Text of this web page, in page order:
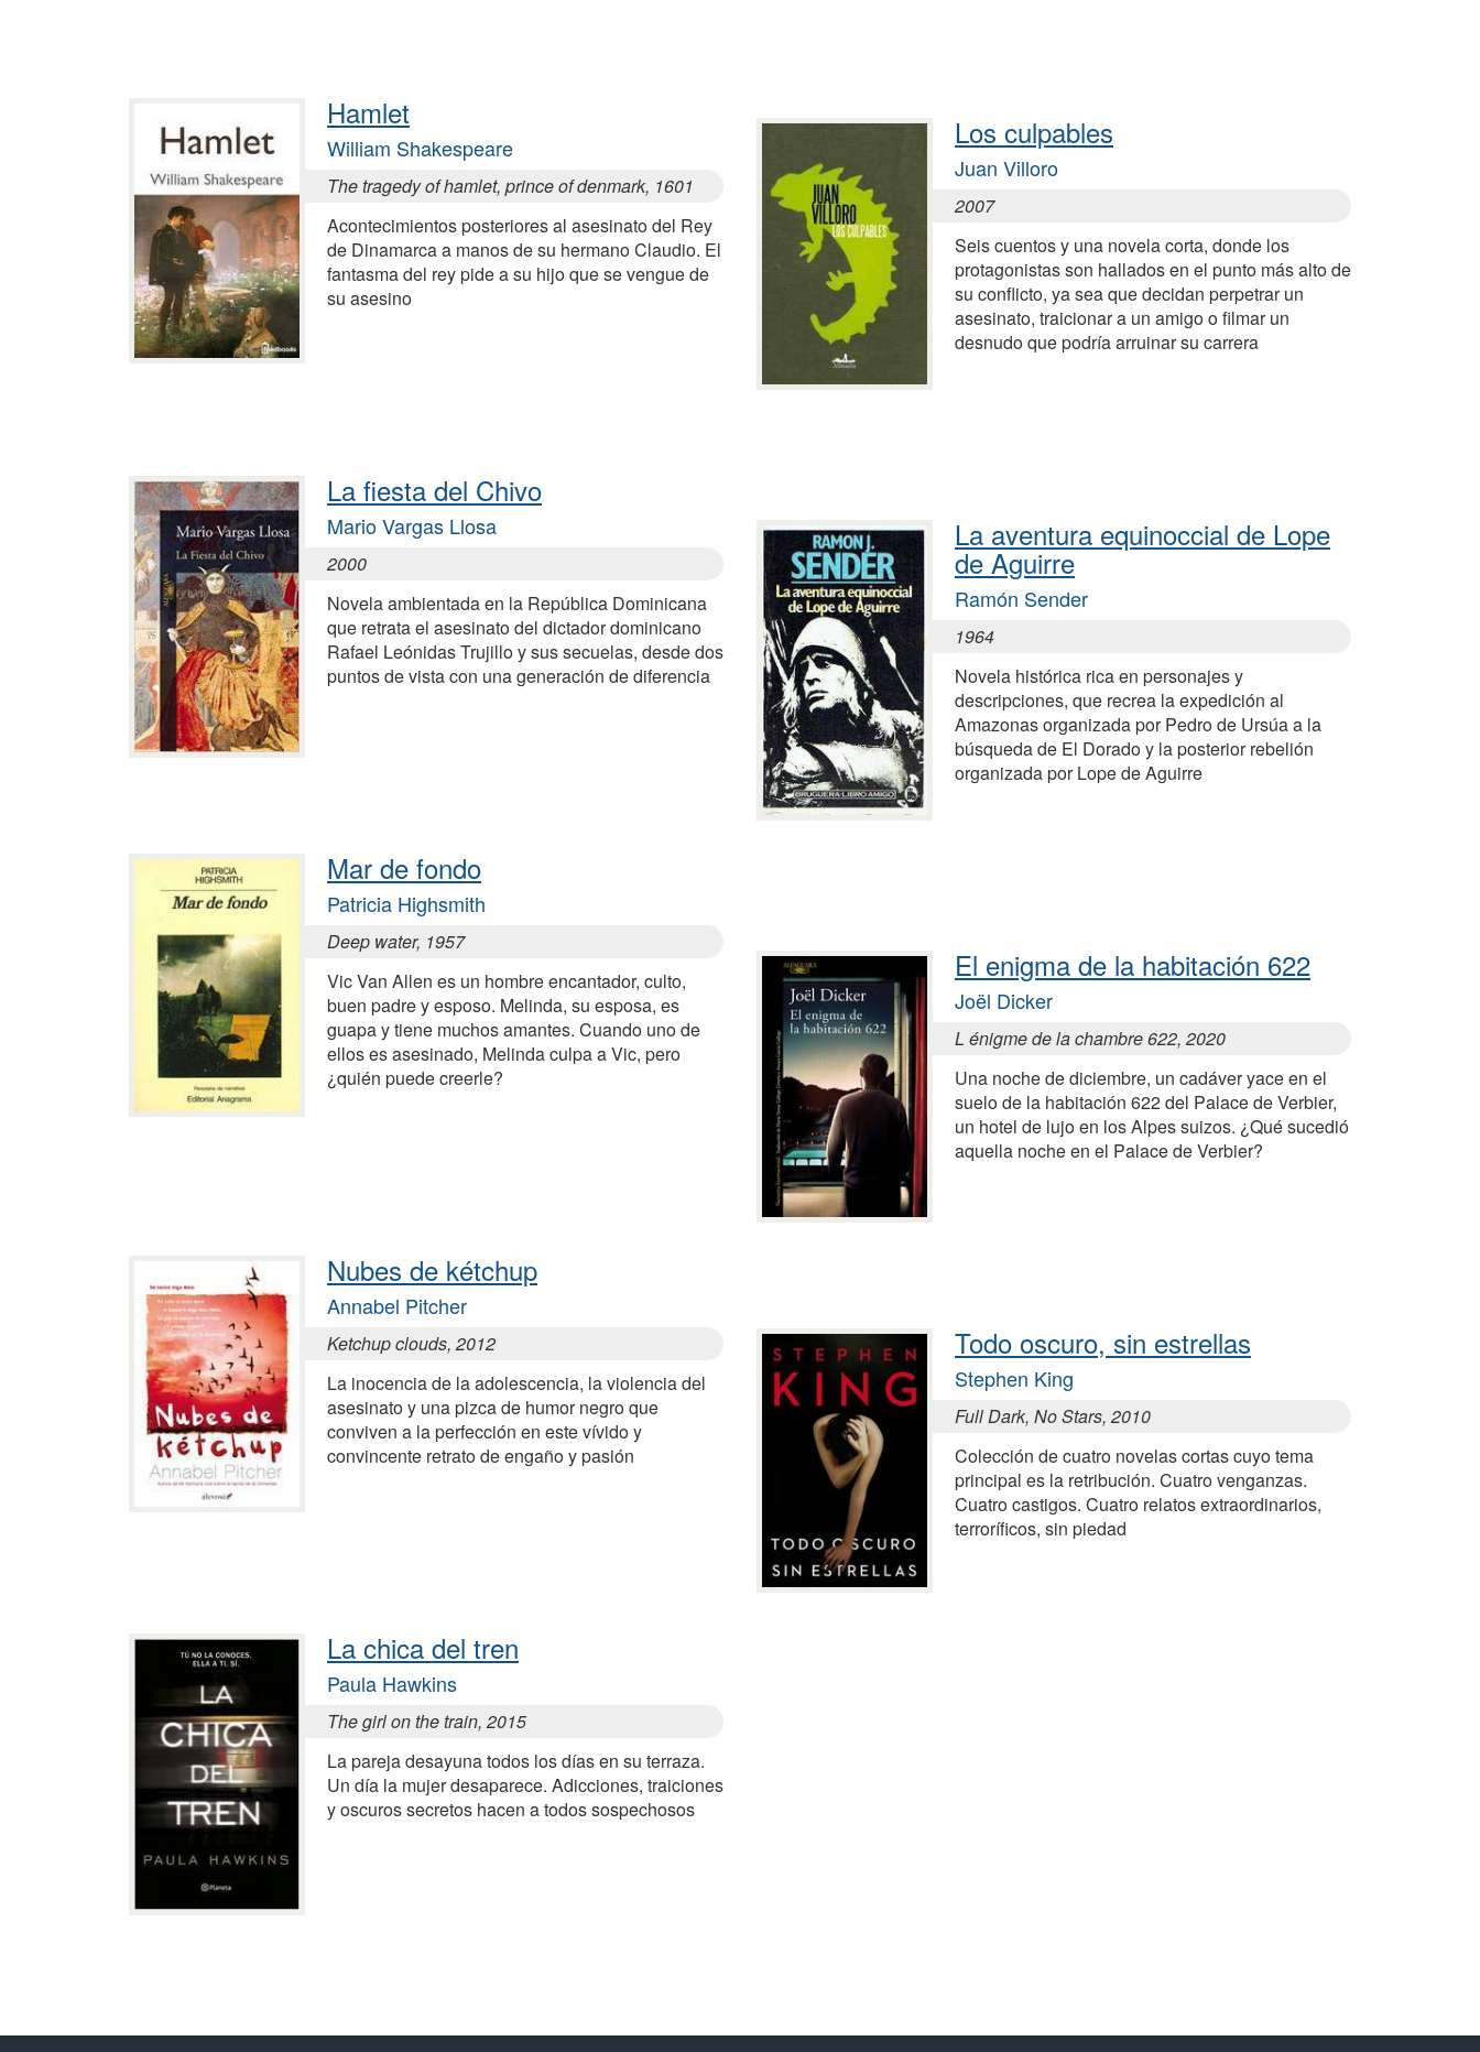
Hamlet
William Shakespeare
The tragedy of hamlet, prince of denmark, 1601
Acontecimientos posteriores al asesinato del Rey
de Dinamarca a manos de su hermano Claudio. El
fantasma del rey pide a su hijo que se vengue de
su asesino
La fiesta del Chivo
Mario Vargas Llosa
2000
Novela ambientada en la República Dominicana
que retrata el asesinato del dictador dominicano
Rafael Leónidas Trujillo y sus secuelas, desde dos
puntos de vista con una generación de diferencia
Mar de fondo
Patricia Highsmith
Deep water, 1957
Vic Van Allen es un hombre encantador, culto,
buen padre y esposo. Melinda, su esposa, es
guapa y tiene muchos amantes. Cuando uno de
ellos es asesinado, Melinda culpa a Vic, pero
¿quién puede creerle?
Nubes de kétchup
Annabel Pitcher
Ketchup clouds, 2012
La inocencia de la adolescencia, la violencia del
asesinato y una pizca de humor negro que
conviven a la perfección en este vívido y
convincente retrato de engaño y pasión
La chica del tren
Paula Hawkins
The girl on the train, 2015
La pareja desayuna todos los días en su terraza.
Un día la mujer desaparece. Adicciones, traiciones
y oscuros secretos hacen a todos sospechosos
Los culpables
Juan Villoro
2007
Seis cuentos y una novela corta, donde los
protagonistas son hallados en el punto más alto de
su conflicto, ya sea que decidan perpetrar un
asesinato, traicionar a un amigo o filmar un
desnudo que podría arruinar su carrera
La aventura equinoccial de Lope
de Aguirre
Ramón Sender
1964
Novela histórica rica en personajes y
descripciones, que recrea la expedición al
Amazonas organizada por Pedro de Ursúa a la
búsqueda de El Dorado y la posterior rebelión
organizada por Lope de Aguirre
El enigma de la habitación 622
Joël Dicker
L énigme de la chambre 622, 2020
Una noche de diciembre, un cadáver yace en el
suelo de la habitación 622 del Palace de Verbier,
un hotel de lujo en los Alpes suizos. ¿Qué sucedió
aquella noche en el Palace de Verbier?
Todo oscuro, sin estrellas
Stephen King
Full Dark, No Stars, 2010
Colección de cuatro novelas cortas cuyo tema
principal es la retribución. Cuatro venganzas.
Cuatro castigos. Cuatro relatos extraordinarios,
terroríficos, sin piedad